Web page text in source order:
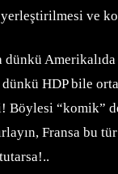
ve
HDP bile
Böylesi
Fransa